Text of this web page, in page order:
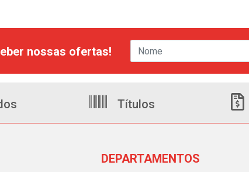
nossas ofertas!
Títulos
DEPARTAMENTOS